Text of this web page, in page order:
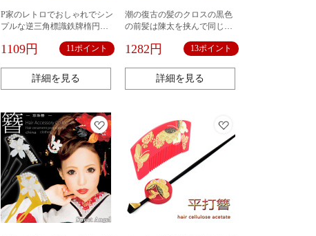
P家のレトロでおしゃれでシン
プルな逆三角標識鉄牌楕円形
1109円 11ポイント
詳細を見る
潮の復古の髪のクロスの黒色
の前髪は陳太を挟んで同じタ
つかんで挟みます。
1282円 13ポイント
詳細を見る